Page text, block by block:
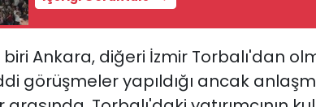
Ankara, diğeri İzmir Torbalı'dan
görüşmeler yapıldığı ancak